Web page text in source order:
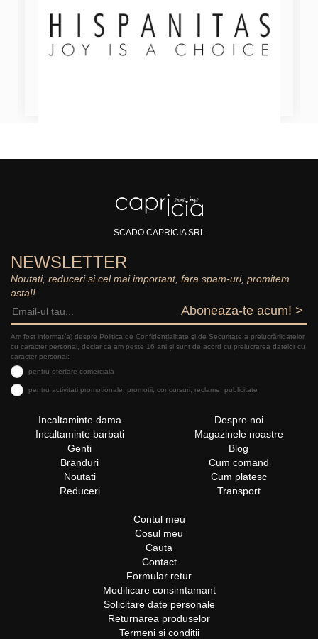
SCADO CAPRICIA SRL
NEWSLETTER
Noutati, reduceri si cel mai important, fara spam-uri, promitem
asta!!
Aboneaza-te acum! >
Am fost informat(a) despre Politica de Confidențialitate şi de Securitate a prelucrăriidatelor
cu caracter personal, declar ca am peste 16 ani și sunt de acord cu prelucrarea datelor cu
caracter personal:
pentru ofertare comerciala
pentru activitati promotionale: promotii, concursuri, reclame, publicitate
Incaltaminte dama
Incaltaminte barbati
Genti
Branduri
Noutati
Reduceri
Despre noi
Magazinele noastre
Blog
Cum comand
Cum platesc
Transport
Contul meu
Cosul meu
Cauta
Contact
Formular retur
Modificare consimtamant
Solicitare date personale
Returnarea produselor
Termeni si conditii